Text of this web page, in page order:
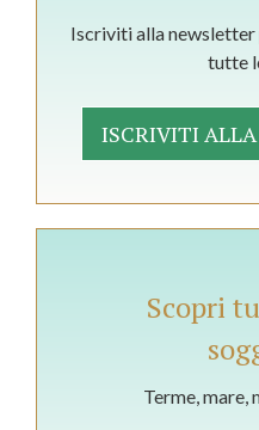
Iscriviti alla
tutte
ISCRIVITI
Scopri
Terme, mare,